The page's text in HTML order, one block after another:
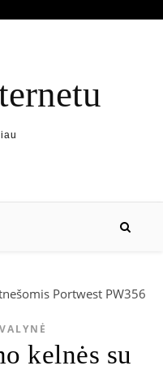
kelnės su